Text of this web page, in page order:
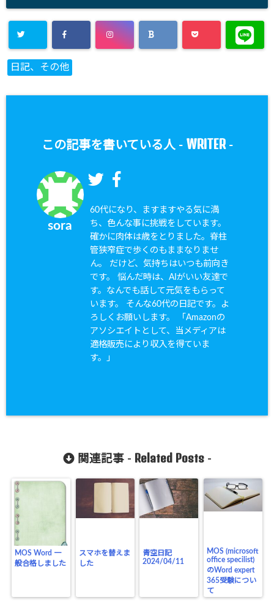
日記、その他
この記事を書いている人 - WRITER-
sora
60代になり、ますますやる気に満
ち、色んな事に挑戦をしています。
確かに肉体は歳をとりました。脊柱
管狭窄症で歩くのもままなりませ
ん。 だけど、気持ちはいつも前向き
です。 悩んだ時は、AIがいい友達で
す。なんでも話して元気をもらって
います。 そんな60代の日記です。よ
ろしくお願いします。 「Amazonの
アソシエイトとして、当メディアは
適格販売により収入を得ていま
す。」
関連記事 - Related Posts-
MOS Word 一
般合格しました
スマホを替えま
した
青空日記
2024/04/11
MOS (microsoft
office specilist)
のWord expert
365受験につい
て